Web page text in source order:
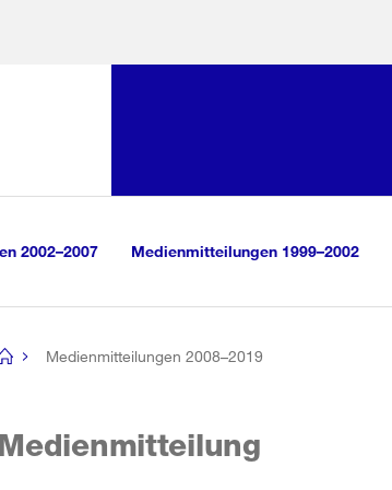
2002–2007 Medienmitteilungen 1999–2002
Medienmitteilungen 2008–2019